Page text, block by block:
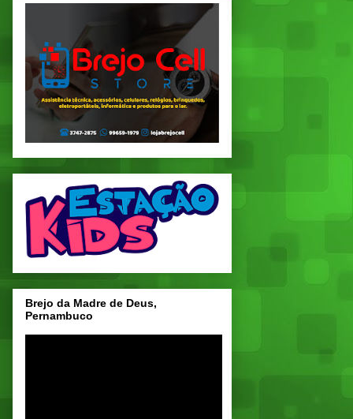
Brejo da Madre de Deus,
Pernambuco